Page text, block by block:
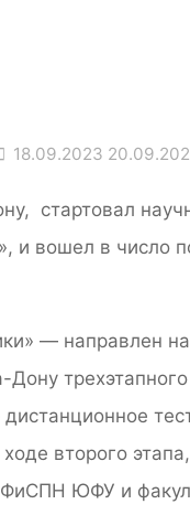
18.09.2023
стартовал
вошел в число
— направлен
второго
ЮФУ и